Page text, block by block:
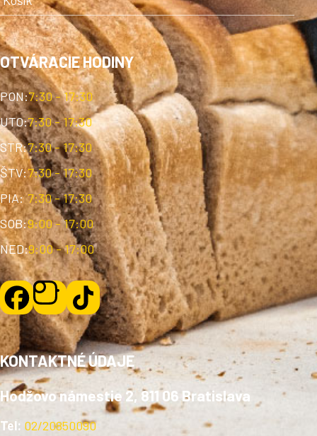
OTVÁRACIE HODINY
PON:7:30 - 17:30
UTO:7:30 - 17:30
STR:7:30 - 17:30
ŠTV:7:30 - 17:30
PIA: 7:30 - 17:30
SOB:9:00 - 17:00
NED:9:00 - 17:00
KONTAKTNÉ ÚDAJE
Hodžovo námestie 2, 811 06 Bratislava
Tel: 02/20850090